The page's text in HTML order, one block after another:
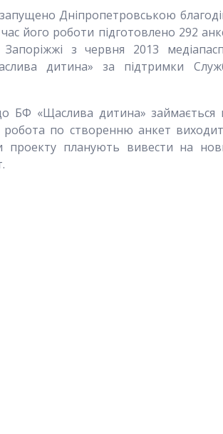
запущено Дніпропетровською
його роботи підготовлено 292
з червня 2013
дитина» за підтримки
БФ «Щаслива дитина»
по створенню анкет
проекту планують вивести на